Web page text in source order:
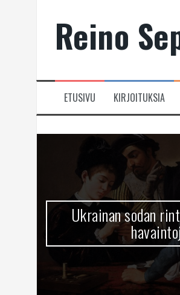
Reino
ETUSIVU KIRJOITUKSIA
Ukrainan sodan